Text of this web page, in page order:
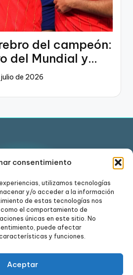
consentimiento
utilizamos tecnologías
y/o acceder a la información
de estas tecnologías nos
el comportamiento de
únicas en este sitio. No
puede afectar
y funciones.
Aceptar
del campeón:
del Mundial y
de 2026
en Instagram